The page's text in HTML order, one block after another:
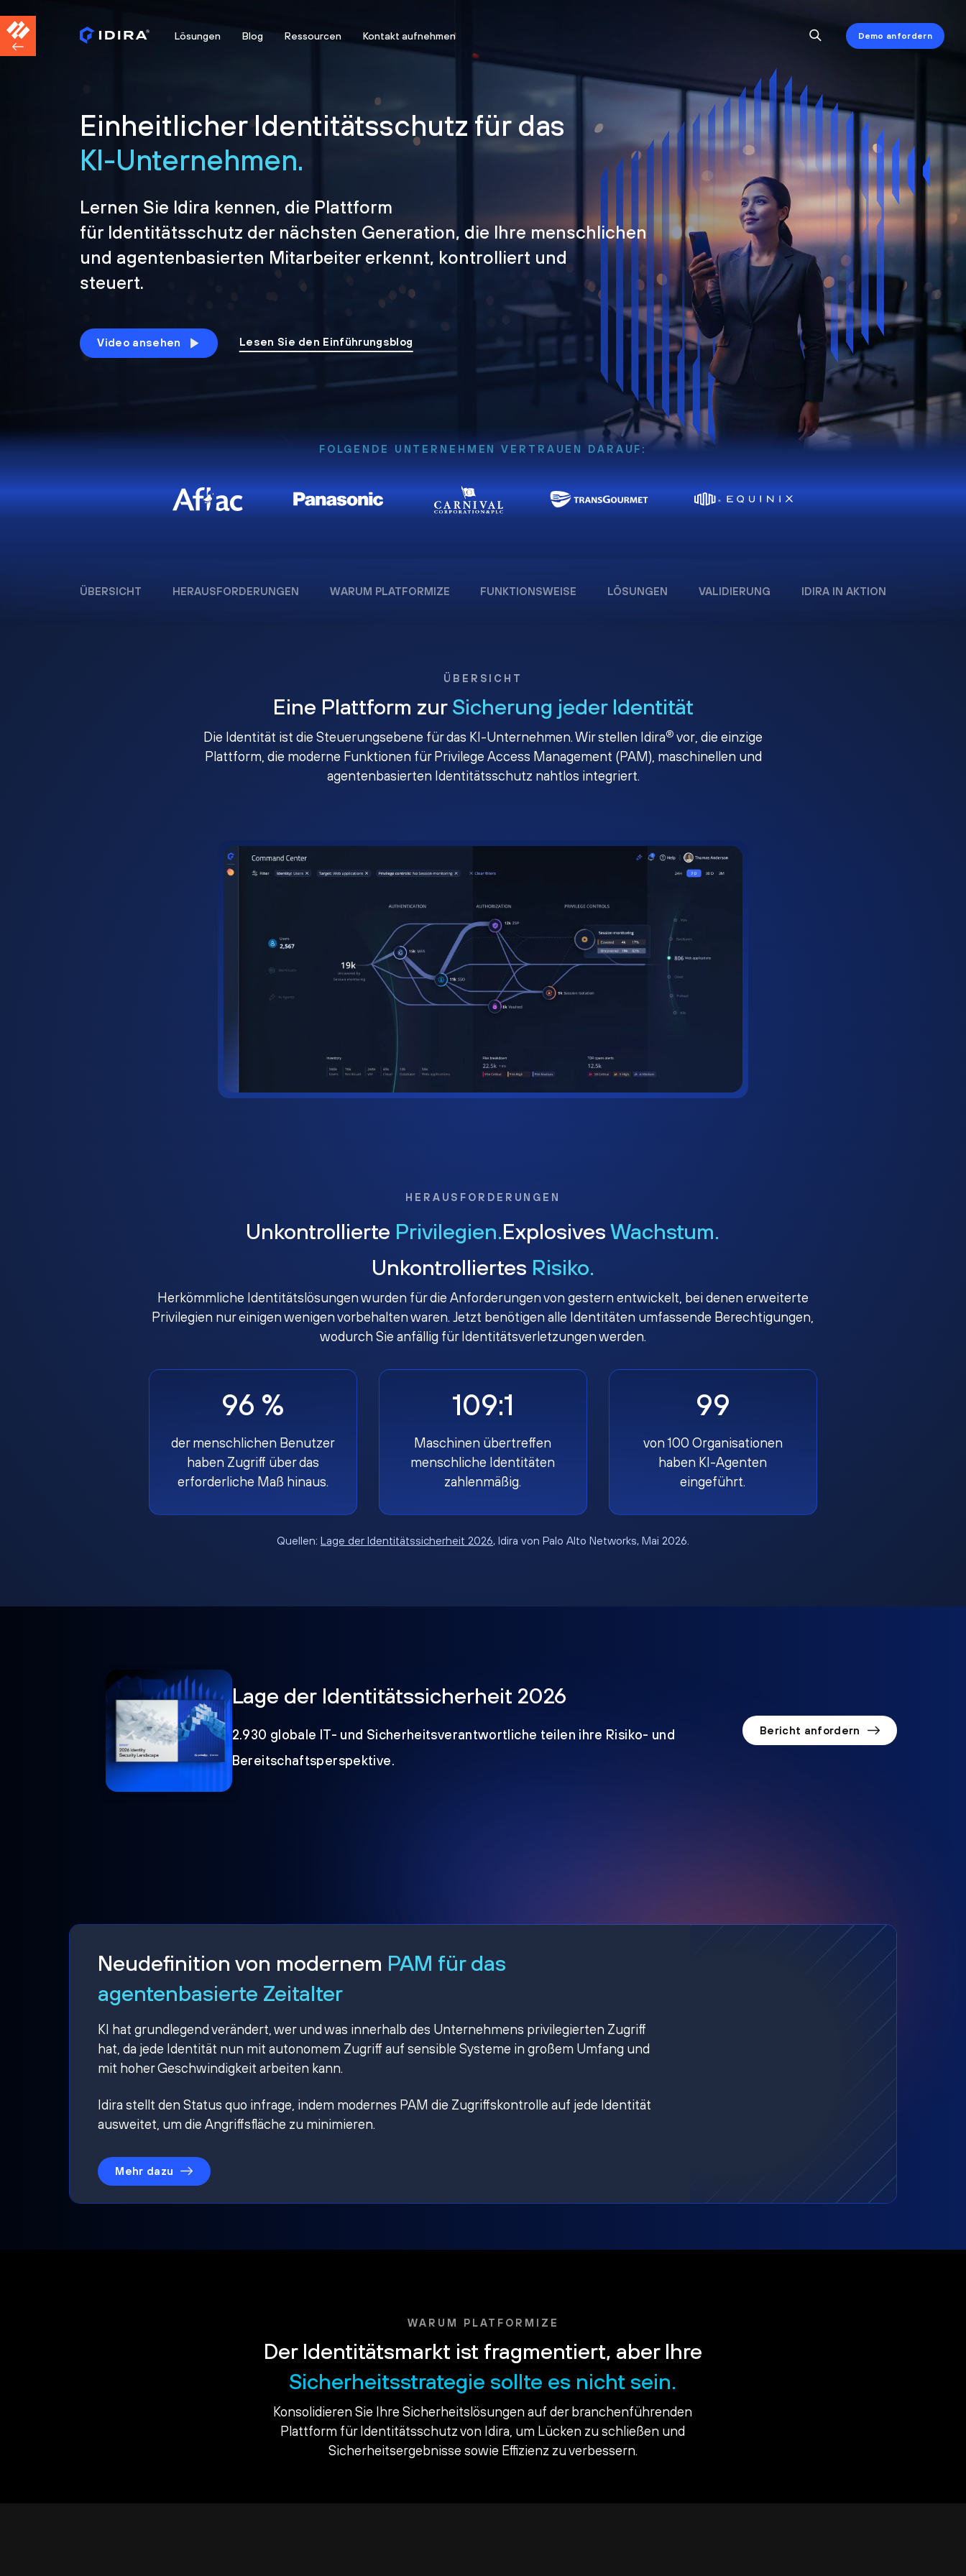
Lösungen Blog Ressourcen Kontakt aufnehmen Demo anfordern
Einheitlicher Identitätsschutz für das
KI-Unternehmen.
Lernen Sie Idira kennen, die Plattform
für Identitätsschutz der nächsten Generation, die Ihre menschlichen
und agentenbasierten Mitarbeiter erkennt, kontrolliert und
steuert.
Video ansehen Lesen Sie den Einführungsblog
FOLGENDE UNTERNEHMEN VERTRAUEN DARAUF:
ÜBERSICHT HERAUSFORDERUNGEN WARUM PLATFORMIZE FUNKTIONSWEISE LÖSUNGEN VALIDIERUNG IDIRA IN AKTION
ÜBERSICHT
Eine Plattform zur Sicherung jeder Identität
Die Identität ist die Steuerungsebene für das KI-Unternehmen. Wir stellen Idira® vor, die einzige
Plattform, die moderne Funktionen für Privilege Access Management (PAM), maschinellen und
agentenbasierten Identitätsschutz nahtlos integriert.
HERAUSFORDERUNGEN
Unkontrollierte Privilegien.ExplosivesWachstum.
Unkontrolliertes Risiko.
Herkömmliche Identitätslösungen wurden für die Anforderungen von gestern entwickelt, bei denen erweiterte
Privilegien nur einigen wenigen vorbehalten waren. Jetzt benötigen alle Identitäten umfassende Berechtigungen,
wodurch Sie anfällig für Identitätsverletzungen werden.
96 %
der menschlichen Benutzer
haben Zugriff über das
erforderliche Maß hinaus.
109:1
Maschinen übertreffen
menschliche Identitäten
zahlenmäßig.
99
von 100 Organisationen
haben KI-Agenten
eingeführt.
Quellen: Lage der Identitätssicherheit 2026, Idira von Palo Alto Networks, Mai 2026.
Lage der Identitätssicherheit 2026
2.930 globale IT- und Sicherheitsverantwortliche teilen ihre Risiko- und
Bereitschaftsperspektive.
Bericht anfordern
Neudefinition von modernem PAM für das
agentenbasierte Zeitalter
KI hat grundlegend verändert, wer und was innerhalb des Unternehmens privilegierten Zugriff
hat, da jede Identität nun mit autonomem Zugriff auf sensible Systeme in großem Umfang und
mit hoher Geschwindigkeit arbeiten kann.
Idira stellt den Status quo infrage, indem modernes PAM die Zugriffskontrolle auf jede Identität
ausweitet, um die Angriffsfläche zu minimieren.
Mehr dazu
WARUM PLATFORMIZE
Der Identitätsmarkt ist fragmentiert, aber Ihre
Sicherheitsstrategie sollte es nicht sein.
Konsolidieren Sie Ihre Sicherheitslösungen auf der branchenführenden
Plattform für Identitätsschutz von Idira, um Lücken zu schließen und
Sicherheitsergebnisse sowie Effizienz zu verbessern.